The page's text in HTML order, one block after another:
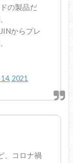
の製品だ
からプレ
2021
、コロナ禍